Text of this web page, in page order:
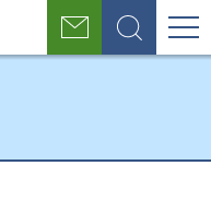
お
問
検
索